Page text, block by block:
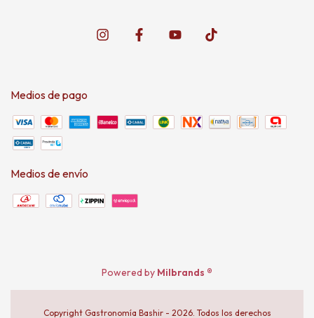
Medios de pago
Medios de envío
Powered by Milbrands ®
Copyright Gastronomía Bashir - 2026. Todos los derechos